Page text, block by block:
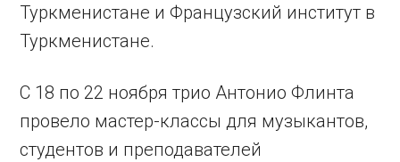
Туркменистане и Французский институт в
Туркменистане.
С 18 по 22 ноября трио Антонио Флинта
провело мастер-классы для музыкантов,
студентов и преподавателей